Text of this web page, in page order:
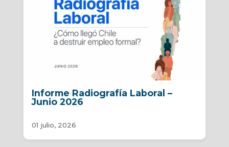
Informe Radiografía Laboral –
Junio 2026
01 julio, 2026